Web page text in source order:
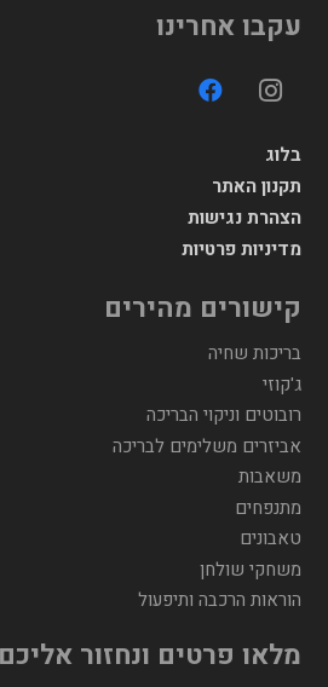
עקבו אחרינו
בלוג
תקנון האתר
הצהרת נגישות
מדיניות פרטיות
קישורים מהירים
בריכות שחיה
ג'קוזי
רובוטים וניקוי הבריכה
אביזרים משלימים לבריכה
משאבות
מתנפחים
טאבונים
משחקי שולחן
הוראות הרכבה ותיפעול
מלאו פרטים ונחזור